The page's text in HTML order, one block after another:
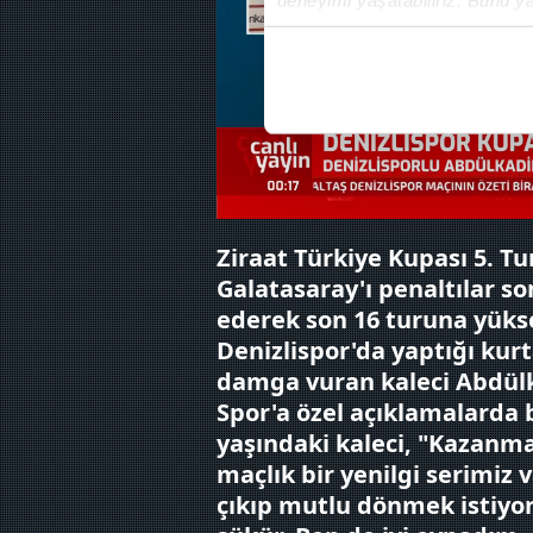
içerikleri sunabilmek adına
Sizlere daha iyi bir hizmet
çerezler vasıtasıyla çeşitli
amacıyla kullanılmaktadır.
reklam/pazarlama
Çerezlere ilişkin tercihlerinizi
butonuna tıklayabilir,Çerez
6698 sayılı Kişisel Verilerin
mevzuata uygun olarak
Ziraat Türkiye Kupası 5.
Galatasaray'ı penaltılar
ederek son 16 turuna
Denizlispor'da yaptığı
damga vuran kaleci
Spor'a özel açıklamalarda
yaşındaki kaleci,
maçlık bir yenilgi serimiz
çıkıp mutlu dönmek